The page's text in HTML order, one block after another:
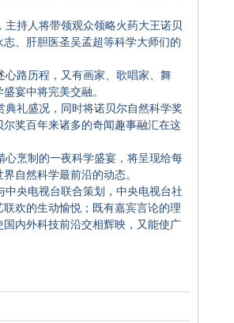
持人将带领观众领略火药大王诺贝
、肝胆医圣吴孟超等科学大师们的
路历程，又有画家、歌唱家、舞
宴中将完美交融。
礼盛况，同时将诺贝尔自然科学奖
奖百年来诸多的奇闻趣事融汇在这
烹制的一夜科学盛宴，将呈现给每
自然科学最前沿的动态。
央电视台联合策划，中央电视台社
欢的生动愉悦；既有嘉宾言论的理
内外科技前沿交相辉映，又能使广